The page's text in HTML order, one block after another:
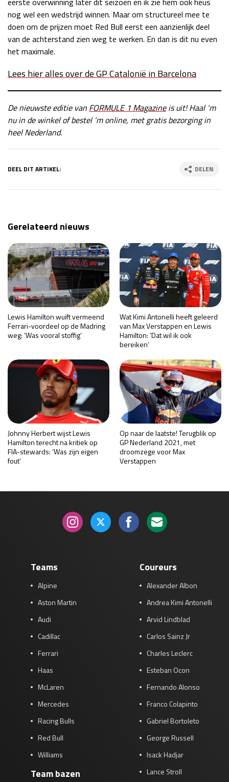
nog wel een wedstrijd winnen. Maar om structureel mee te
doen om de prijzen moet Red Bull eerst een aanzienlijk deel
van de achterstand zien weg te werken. En dan is dit nu even
het maximale.
Lees hier alles over de GP Catalonië in Barcelona
De nieuwste editie van FORMULE 1 Magazineis uit! Haal ‘m
nu in de winkel of bestel ‘m online, met gratis bezorging in
heel Nederland.
DEEL DIT ARTIKEL: DELEN
Gerelateerd nieuws
Lewis Hamilton wuift vermeend
Ferrari-voordeel op de Madring
weg: ‘Was vooral stoffig’
Wat Kimi Antonelli heeft geleerd
van Max Verstappen en Lewis
Hamilton: ‘Dat wil ik ook
bereiken’
Johnny Herbert wijst Lewis
Hamilton terecht na kritiek op
FIA-stewards: ‘Was zijn eigen
fout’
Op naar de laatste! Terugblik op
GP Nederland 2021, met
droomzege voor Max
Verstappen
Teams
Alpine
Aston Martin
Audi
Cadillac
Ferrari
Haas
McLaren
Mercedes
Racing Bulls
Red Bull
Williams
Team bazen
Coureurs
Alexander Albon
Andrea Kimi Antonelli
Arvid Lindblad
Carlos Sainz Jr
Charles Leclerc
Esteban Ocon
Fernando Alonso
Franco Colapinto
Gabriel Bortoleto
George Russell
Isack Hadjar
Lance Stroll